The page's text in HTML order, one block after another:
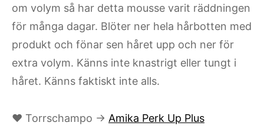
om volym så har detta mousse varit räddningen
för många dagar. Blöter ner hela hårbotten med
produkt och fönar sen håret upp och ner för
extra volym. Känns inte knastrigt eller tungt i
håret. Känns faktiskt inte alls.
♥ Torrschampo → Amika Perk Up Plus